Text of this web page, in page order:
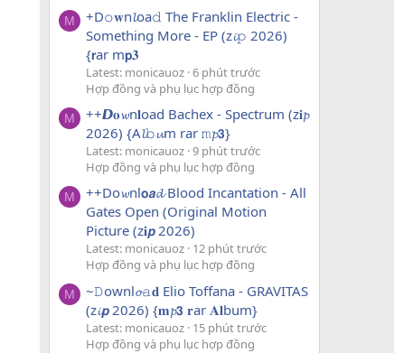
M
+D𝚘𝐰n𝓵oa𝚍 The Franklin Electric -
Something More - EP (z𝓲𝚙 2026)
{𝗿ar m𝗽𝟑
Latest: monicauoz 6 phút trước
Hợp đồng và phụ lục hợp đồng
M
++𝘿𝐨𝔀n𝐥oad Bachex - Spectrum (z𝐢𝓹
2026) {A𝓵𝚋𝓾m rar 𝚖𝓹𝟯}
Latest: monicauoz 9 phút trước
Hợp đồng và phụ lục hợp đồng
M
++Do𝔀nl𝗼𝙖𝓭 Blood Incantation - All
Gates Open (Original Motion
Picture (z𝐢𝙥 2026)
Latest: monicauoz 12 phút trước
Hợp đồng và phụ lục hợp đồng
M
~𝙳ownl𝓸𝚊𝐝 Elio Toffana - GRAVITAS
(z𝓲𝙥 2026) {𝐦𝓹𝟯 𝐫ar 𝐀𝐥bum}
Latest: monicauoz 15 phút trước
Hợp đồng và phụ lục hợp đồng